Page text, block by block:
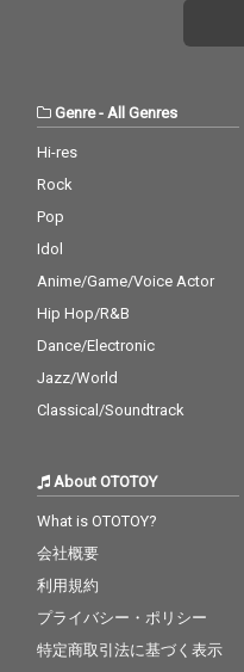
Genre- All Genres
Hi-res
Rock
Pop
Idol
Anime/Game/Voice Actor
Hip Hop/R&B
Dance/Electronic
Jazz/World
Classical/Soundtrack
About OTOTOY
What is OTOTOY?
会社概要
利用規約
プライバシー・ポリシー
特定商取引法に基づく表示